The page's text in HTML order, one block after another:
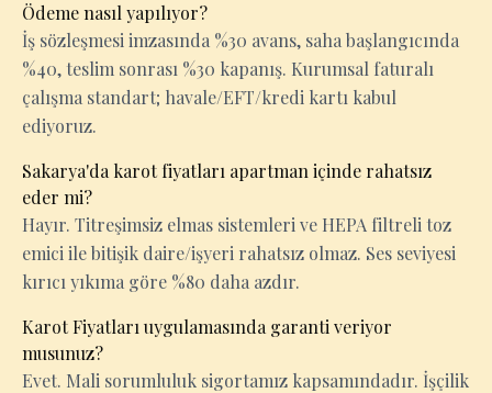
Ödeme nasıl yapılıyor?
İş sözleşmesi imzasında %30 avans, saha başlangıcında
%40, teslim sonrası %30 kapanış. Kurumsal faturalı
çalışma standart; havale/EFT/kredi kartı kabul
ediyoruz.
Sakarya'da karot fiyatları apartman içinde rahatsız
eder mi?
Hayır. Titreşimsiz elmas sistemleri ve HEPA filtreli toz
emici ile bitişik daire/işyeri rahatsız olmaz. Ses seviyesi
kırıcı yıkıma göre %80 daha azdır.
Karot Fiyatları uygulamasında garanti veriyor
musunuz?
Evet. Mali sorumluluk sigortamız kapsamındadır. İşçilik